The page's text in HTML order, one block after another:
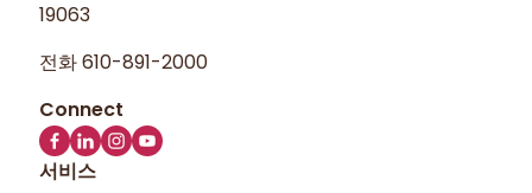
19063
전화610-891-2000
서비스